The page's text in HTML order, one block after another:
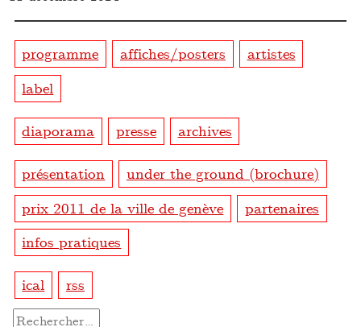
programme affiches/posters
artistes
label
diaporama presse archives
présentation
under the ground (brochure)
prix 2011 de la ville de genève
partenaires
infos pratiques
ical rss
Rechercher :